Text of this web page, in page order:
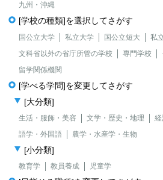
九州・沖縄
[学校の種類]を選択してさがす
国公立大学 私立大学 国公立短大 私
文科省以外の省庁所管の学校
専門学校
留学関係機関
[学べる学問]を変更してさがす
[大分類]
生活・服飾・美容 文学・歴史・地理
語学・外国語
農学・水産学・生物
[小分類]
教育学 教員養成 児童学